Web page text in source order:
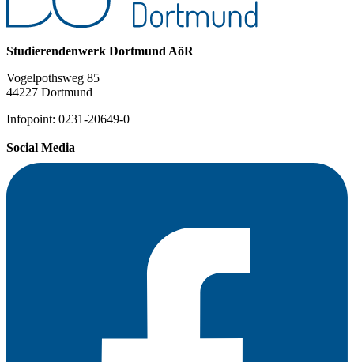
Studierendenwerk Dortmund AöR
Vogelpothsweg 85
44227 Dortmund
Infopoint: 0231-20649-0
Social Media